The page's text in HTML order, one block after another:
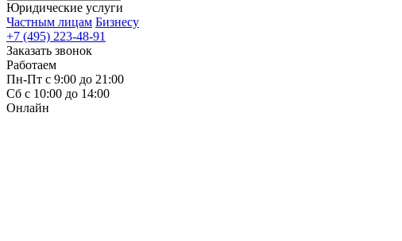
Юридические услуги
Частным лицам Бизнесу
+7 (495) 223-48-91
Заказать звонок
Работаем
Пн-Пт с 9:00 до 21:00
Сб с 10:00 до 14:00
Онлайн